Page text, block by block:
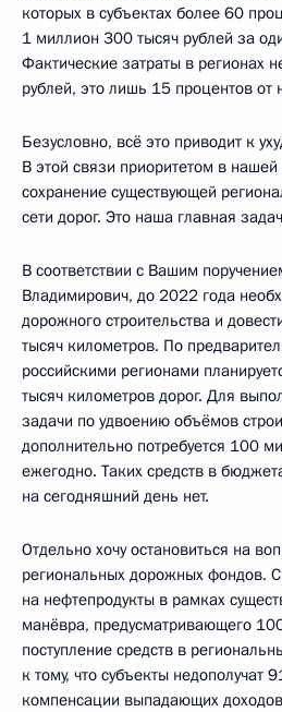
которых в субъектах более 60
1 миллион 300 тысяч рублей за
Фактические затраты в регионах
рублей, это лишь 15 процентов от
Безусловно, всё это приводит к
В этой связи приоритетом в
сохранение существующей
сети дорог. Это наша главная
В соответствии с Вашим
Владимирович, до 2022 года
дорожного строительства и
тысяч километров. По
российскими регионами
тысяч километров дорог. Для
задачи по удвоению объёмов
дополнительно потребуется 100
ежегодно. Таких средств в
на сегодняшний день нет.
Отдельно хочу остановиться на
региональных дорожных фондов.
на нефтепродукты в рамках
манёвра, предусматривающего
поступление средств в
к тому, что субъекты недополучат
компенсации выпадающих